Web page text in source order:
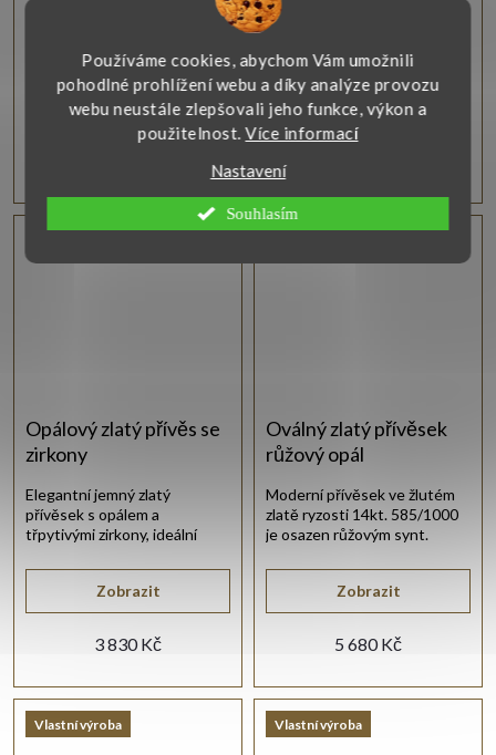
Používáme cookies, abychom Vám umožnili
pohodlné prohlížení webu a díky analýze provozu
webu neustále zlepšovali jeho funkce, výkon a
použitelnost.Více informací
Nastavení
Souhlasím
Zobrazit
Moderní zlatý přívěsek o
osazen unikátním kamenem s
opalizací.
Zobrazit
Moderní zlatý přívěsek o
ryzosti 14 karátů je osazen
unikátním růžovým synt.
opálem.
Opálový zlatý přívěs se
zirkony
3 830 Kč
Zobrazit
Elegantní jemný zlatý
přívěsek s opálem a
třpytivými zirkony, ideální
příležitosti.
Oválný zlatý přívěsek
růžový opál
5 680 Kč
Zobrazit
Moderní přívěsek ve žlutém
zlatě ryzosti 14kt. 585/1000
je osazen růžovým synt.
Vlastní výroba Vlastní výroba